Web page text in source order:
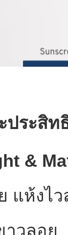
ประสิท
&
แห้งไ
าวลอย